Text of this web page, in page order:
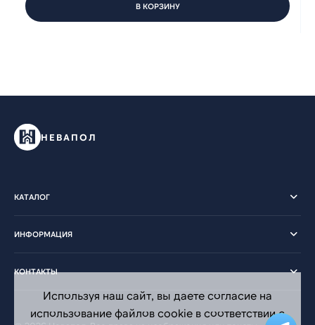
В КОРЗИНУ
НЕВАПОЛ
КАТАЛОГ
ИНФОРМАЦИЯ
КОНТАКТЫ
Используя наш сайт, вы даете согласие на
использование файлов cookie в соответствии с